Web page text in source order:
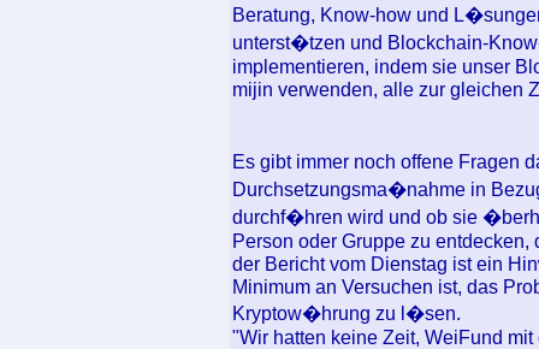
Beratung, Know-how und
unterst�tzen und Blockchain-
implementieren, indem sie unser
mijin verwenden, alle zur gleichen
Es gibt immer noch offene Fragen
Durchsetzungsma�nahme in
durchf�hren wird und ob sie
Person oder Gruppe zu
der Bericht vom Dienstag ist ein
Minimum an Versuchen ist, das
Kryptow�hrung zu l�sen.
"Wir hatten keine Zeit, WeiFund